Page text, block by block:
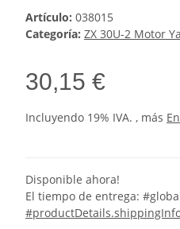
Artículo: 038015
Categoría: ZX 30U-2 Motor
30,15 €
Incluyendo 19% IVA. , más
Disponible ahora!
El tiempo de entrega: